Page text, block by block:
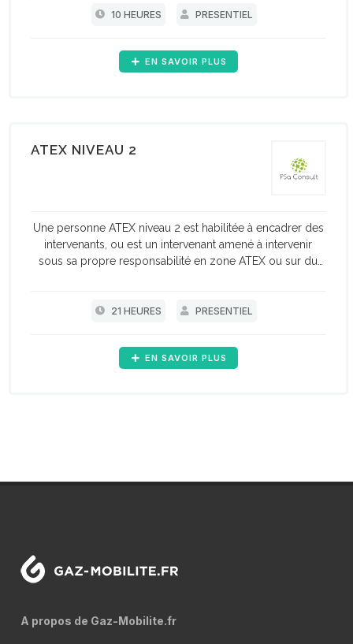
10 HEURES PRESENTIEL
EN SAVOIR PLUS
ATEX NIVEAU 2
Une personne ATEX niveau 2 est habilitée à encadrer des
intervenants, ou est un intervenant amené à intervenir
sous sa propre responsabilité en zone ATEX ou sur du
21 HEURES PRESENTIEL
EN SAVOIR PLUS
A propos de Gaz-Mobilite.fr